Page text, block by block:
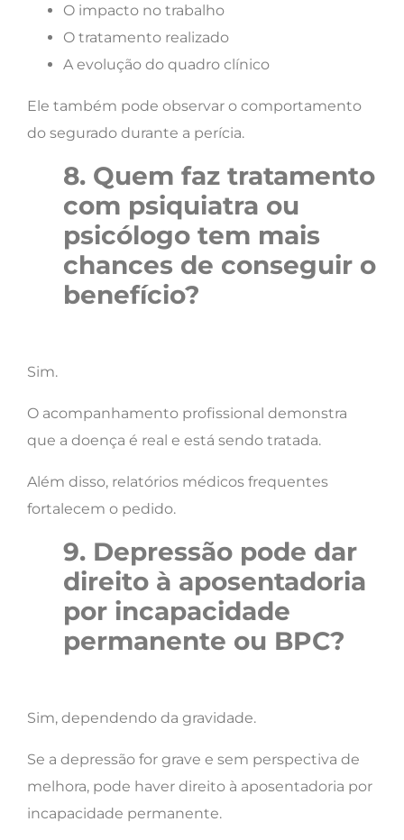
O impacto no trabalho
O tratamento realizado
A evolução do quadro clínico
Ele também pode observar o comportamento
do segurado durante a perícia.
8. Quem faz tratamento
com psiquiatra ou
psicólogo tem mais
chances de conseguir o
benefício?
Sim.
O acompanhamento profissional demonstra
que a doença é real e está sendo tratada.
Além disso, relatórios médicos frequentes
fortalecem o pedido.
9. Depressão pode dar
direito à aposentadoria
por incapacidade
permanente ou BPC?
Sim, dependendo da gravidade.
Se a depressão for grave e sem perspectiva de
melhora, pode haver direito à aposentadoria por
incapacidade permanente.